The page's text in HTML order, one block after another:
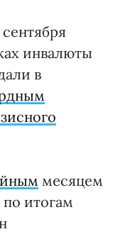
инвалюты
в
месяцем
по итогам